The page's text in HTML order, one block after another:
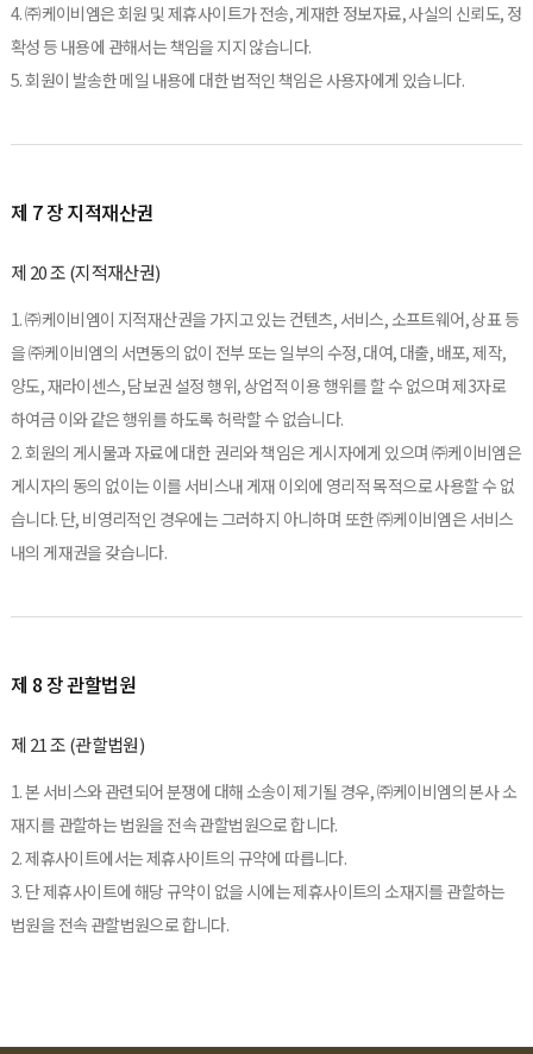
4. ㈜케이비엠은 회원 및 제휴사이트가 전송, 게재한 정보자료, 사실의 신뢰도, 정
확성 등 내용에 관해서는 책임을 지지 않습니다.
5. 회원이 발송한 메일 내용에 대한 법적인 책임은 사용자에게 있습니다.
제 7 장 지적재산권
제 20 조 (지적재산권)
1. ㈜케이비엠이 지적재산권을 가지고 있는 컨텐츠, 서비스, 소프트웨어, 상표 등
을 ㈜케이비엠의 서면동의 없이 전부 또는 일부의 수정, 대여, 대출, 배포, 제작,
양도, 재라이센스, 담보권 설정 행위, 상업적 이용 행위를 할 수 없으며 제3자로
하여금 이와 같은 행위를 하도록 허락할 수 없습니다.
2. 회원의 게시물과 자료에 대한 권리와 책임은 게시자에게 있으며 ㈜케이비엠은
게시자의 동의 없이는 이를 서비스내 게재 이외에 영리적 목적으로 사용할 수 없
습니다. 단, 비영리적인 경우에는 그러하지 아니하며 또한 ㈜케이비엠은 서비스
내의 게재권을 갖습니다.
제 8 장 관할법원
제 21 조 (관할법원)
1. 본 서비스와 관련되어 분쟁에 대해 소송이 제기될 경우, ㈜케이비엠의 본사 소
재지를 관할하는 법원을 전속 관할법원으로 합니다.
2. 제휴사이트에서는 제휴사이트의 규약에 따릅니다.
3. 단 제휴사이트에 해당 규약이 없을 시에는 제휴사이트의 소재지를 관할하는
법원을 전속 관할법원으로 합니다.